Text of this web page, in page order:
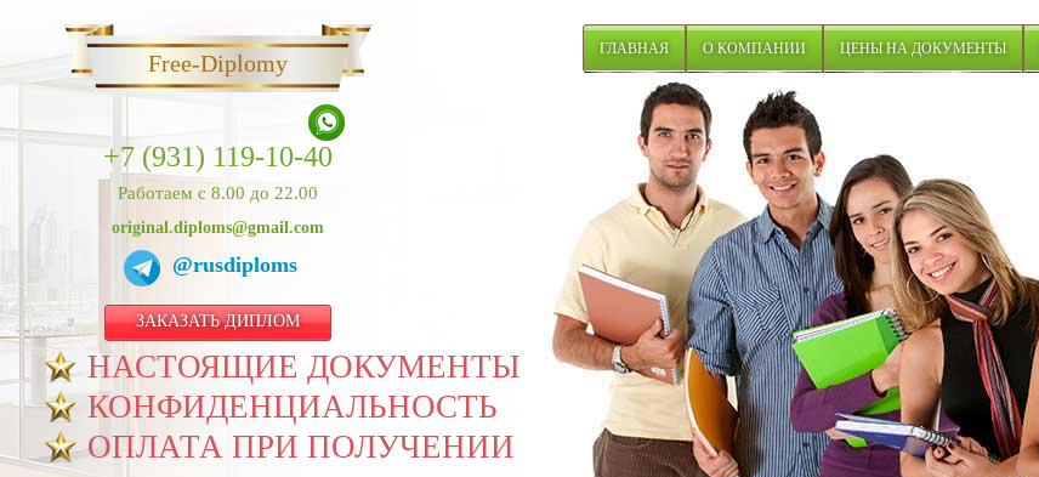
Free-Diplomy
+7 (931) 119-10-40
Работаем с 8.00 до 22.00
original.diploms@gmail.com
@rusdiploms
ЗАКАЗАТЬ ДИПЛОМ
НАСТОЯЩИЕ ДОКУМЕНТЫ
КОНФИДЕНЦИАЛЬНОСТЬ
ОПЛАТА ПРИ ПОЛУЧЕНИИ
ГЛАВНАЯ О КОМПАНИИ ЦЕНЫ НА ДОКУМЕНТЫ